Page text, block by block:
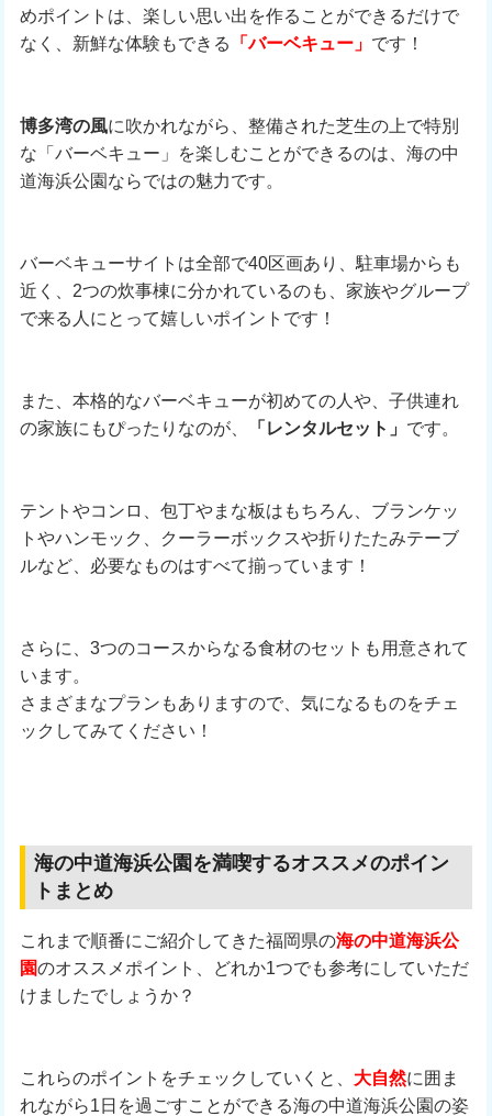
めポイントは、楽しい思い出を作ることができるだけで
なく、新鮮な体験もできる 「バーベキュー」 です！
博多湾の風に吹かれながら、整備された芝生の上で特別
な「バーベキュー」を楽しむことができるのは、海の中
道海浜公園ならではの魅力です。
バーベキューサイトは全部で40区画あり、駐車場からも
近く、2つの炊事棟に分かれているのも、家族やグループ
で来る人にとって嬉しいポイントです！
また、本格的なバーベキューが初めての人や、子供連れ
の家族にもぴったりなのが、
「レンタルセット」 です。
テントやコンロ、包丁やまな板はもちろん、ブランケッ
トやハンモック、クーラーボックスや折りたたみテーブ
ルなど、必要なものはすべて揃っています！
さらに、3つのコースからなる食材のセットも用意されて
います。
さまざまなプランもありますので、気になるものをチェ
ックしてみてください！
海の中道海浜公園を満喫するオススメのポイン
トまとめ
これまで順番にご紹介してきた福岡県の海の中道海浜公
園のオススメポイント、どれか1つでも参考にしていただ
けましたでしょうか？
これらのポイントをチェックしていくと、 大自然に囲ま
れながら1日を過ごすことができる海の中道海浜公園の姿